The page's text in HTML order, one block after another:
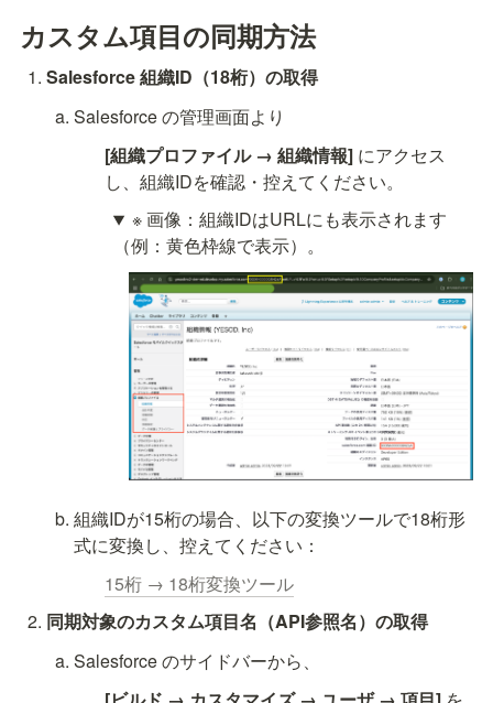
カスタム項目の同期方法
Salesforce 組織ID（18桁）の取得
Salesforce の管理画面より
[組織プロファイル → 組織情報] にアクセス
し、組織IDを確認・控えてください。
※ 画像：組織IDはURLにも表示されます
（例：黄色枠線で表示）。
組織IDが15桁の場合、以下の変換ツールで18桁形
式に変換し、控えてください：
15桁 → 18桁変換ツール
同期対象のカスタム項目名（API参照名）の取得
Salesforce のサイドバーから、